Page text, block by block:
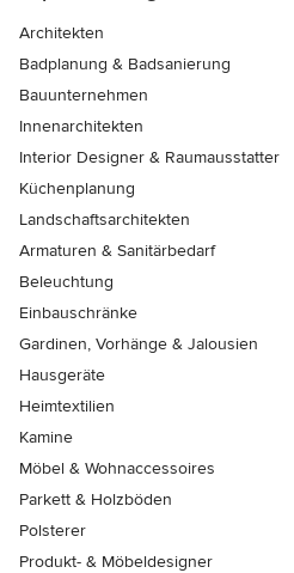
Architekten
Badplanung & Badsanierung
Bauunternehmen
Innenarchitekten
Interior Designer & Raumausstatter
Küchenplanung
Landschaftsarchitekten
Armaturen & Sanitärbedarf
Beleuchtung
Einbauschränke
Gardinen, Vorhänge & Jalousien
Hausgeräte
Heimtextilien
Kamine
Möbel & Wohnaccessoires
Parkett & Holzböden
Polsterer
Produkt- & Möbeldesigner